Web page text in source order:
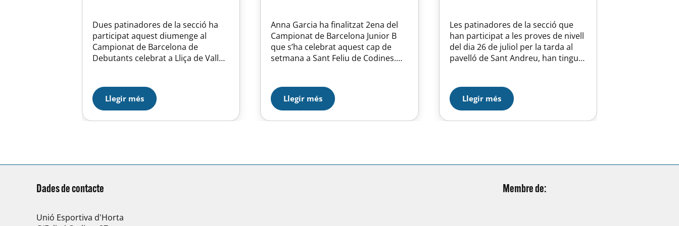
Dues patinadores de la secció ha
participat aquest diumenge al
Campionat de Barcelona de
Debutants celebrat a Lliça de Vall
molt ajustada on només 1,7 punts
separen totes les participats. En
categoria juvenil Ariadna Giralt
guanya la prova seguida d’Andrea
Llegir més
Anna Garcia ha finalitzat 2ena del
Campionat de Barcelona Junior B
que s’ha celebrat aquest cap de
setmana a Sant Feliu de Codines.
fins la segona posició. Giuliana
Engerlani no ha pogut millorar la
19ena posició del curt i ha finalitzat
21ena. La prova…
Llegir més
Les patinadores de la secció que
han participat a les proves de nivell
del dia 26 de juliol per la tarda al
pavelló de Sant Andreu, han tingut
debutants d’escola. Emma
Fernández i Andrea Sebastian han
superat el lliure i també
debutaran…
Llegir més
Dades de contacte
Unió Esportiva d'Horta
Membre de: